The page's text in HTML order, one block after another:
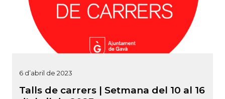
6 d’abril de 2023
Talls de carrers | Setmana del 10 al 16